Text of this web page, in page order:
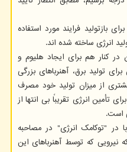
بازتولید فرایند مورد استفاده
انرژی ساخته شده اند.
کنار هم برای ایجاد هلیوم و
تولید برق، آهنرباهای بزرگی
از میزان تولید خود مصرف
تأمین انرژی تقریباً بی انتها از
است.
در "توکامک انرژی" در مصاحبه
که توسط آهنرباهای این